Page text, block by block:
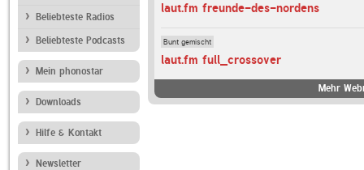
Beliebteste Radios
Beliebteste Podcasts
Mein phonostar
Downloads
Hilfe & Kontakt
Newsletter
laut.fm freunde-des-nordens
Bunt gemischt
laut.fm full_crossover
Mehr